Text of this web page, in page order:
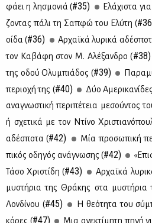
φά­ει η λη­σμο­νιά (#35) Ελά­χι­στα
ζο­ντας πά­λι τη Σαπ­φώ του Ελύ­τη (
οί­δα (#36) Αρ­χαϊ­κά λυ­ρι­κά
τον Κα­βά­φη στον Μ. Αλέ­ξαν­δρο (#38)
της οδού Ολυ­μπιά­δος (#39)
πε­ριο­χή της (#40) Δύο
ανα­γνω­στι­κή πε­ρι­πέ­τεια με­σού­ντος
ή σχε­τι­κά με τον Ντί­νο
αδέ­σπο­τα (#42)
Μία προ­σω­πι­κή
πι­κός οδη­γός ανά­γνω­σης (#42)
Τά­σο Χρι­στί­δη (#43) Αρ­χαϊ­κά
μυ­στή­ρια της Θρά­κης στα μυ­στή­ρια
Λον­δί­νου (#45) Η θε­ό­τη­τα του
κό­ρες (#47)
Μια ανε­κτί­μη­τη πη­γή